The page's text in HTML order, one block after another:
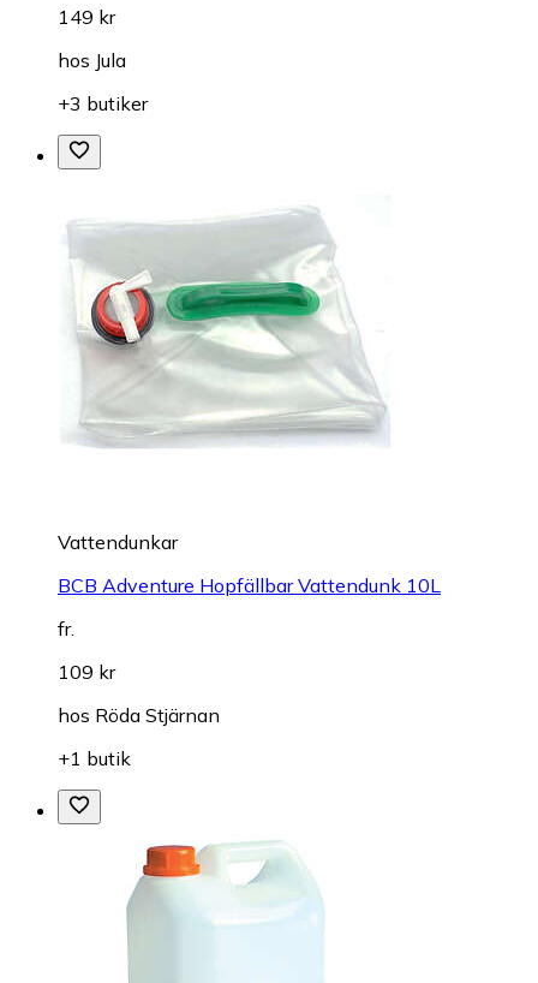
149 kr
hos Jula
+3 butiker
Vattendunkar
BCB Adventure Hopfällbar Vattendunk 10L
fr.
109 kr
hos Röda Stjärnan
+1 butik